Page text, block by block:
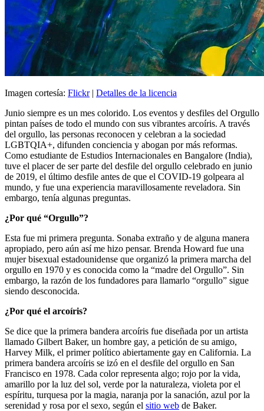
Imagen cortesía: Flickr| Detalles de la licencia
Junio siempre es un mes colorido. Los eventos y desfiles del Orgullo
pintan países de todo el mundo con sus vibrantes arcoíris. A través
del orgullo, las personas reconocen y celebran a la sociedad
LGBTQIA+, difunden conciencia y abogan por más reformas.
Como estudiante de Estudios Internacionales en Bangalore (India),
tuve el placer de ser parte del desfile del orgullo celebrado en junio
de 2019, el último desfile antes de que el COVID-19 golpeara al
mundo, y fue una experiencia maravillosamente reveladora. Sin
embargo, tenía algunas preguntas.
¿Por qué “Orgullo”?
Esta fue mi primera pregunta. Sonaba extraño y de alguna manera
apropiado, pero aún así me hizo pensar. Brenda Howard fue una
mujer bisexual estadounidense que organizó la primera marcha del
orgullo en 1970 y es conocida como la “madre del Orgullo”. Sin
embargo, la razón de los fundadores para llamarlo “orgullo” sigue
siendo desconocida.
¿Por qué el arcoíris?
Se dice que la primera bandera arcoíris fue diseñada por un artista
llamado Gilbert Baker, un hombre gay, a petición de su amigo,
Harvey Milk, el primer político abiertamente gay en California. La
primera bandera arcoíris se izó en el desfile del orgullo en San
Francisco en 1978. Cada color representa algo; rojo por la vida,
amarillo por la luz del sol, verde por la naturaleza, violeta por el
espíritu, turquesa por la magia, naranja por la sanación, azul por la
serenidad y rosa por el sexo, según el sitio web de Baker.